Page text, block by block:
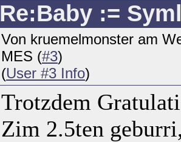
Re:Baby :=
Von kruemelmonster am
MES (#3)
(User #3 Info)
Trotzdem
Zim 2.5ten